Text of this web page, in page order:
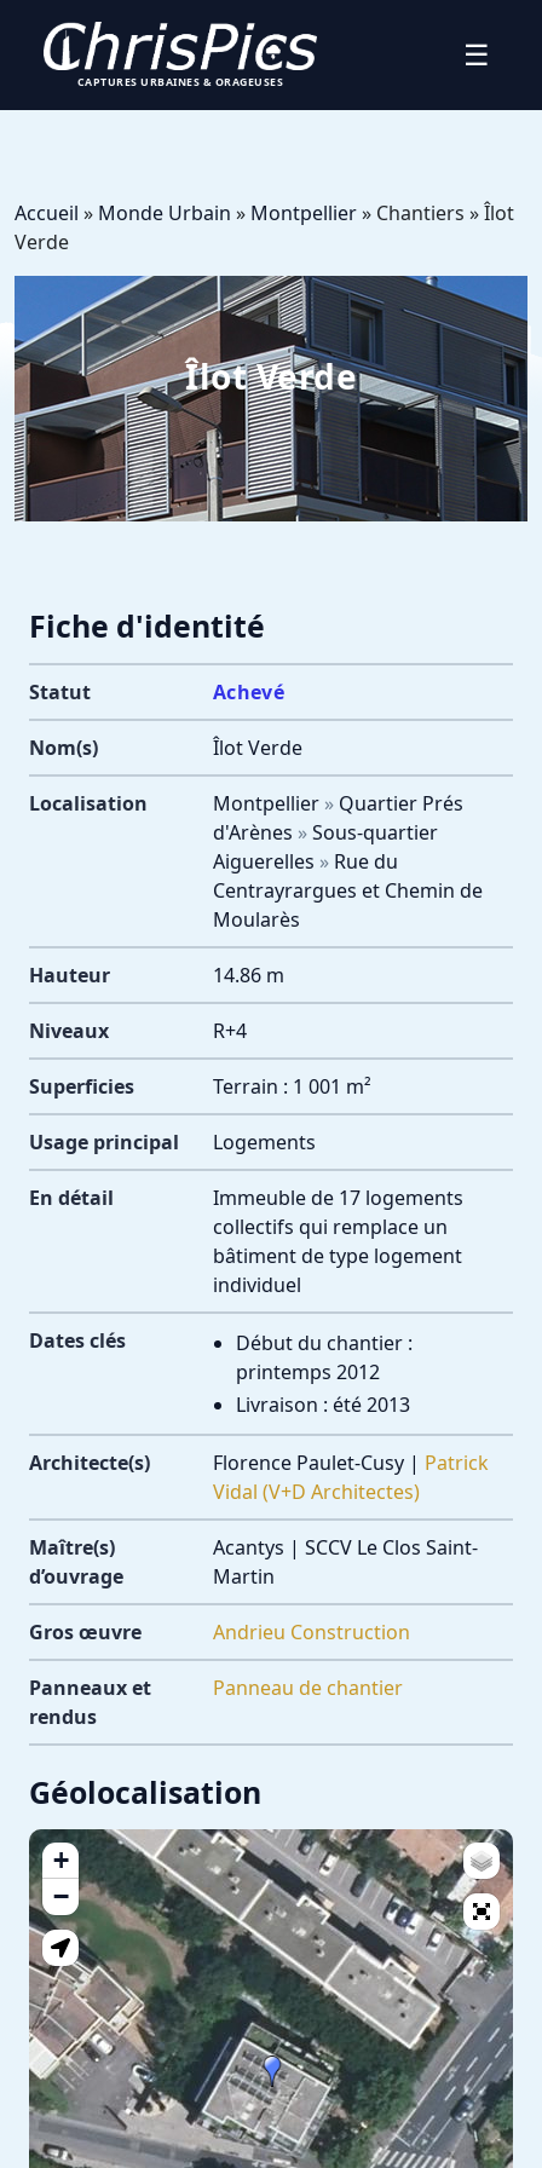
CAPTURES URBAINES & ORAGEUSES
☰
Accueil » Monde Urbain » Montpellier» Chantiers » Îlot
Verde
Îlot Verde
Fiche d'identité
Statut Achevé
Nom(s) Îlot Verde
Localisation Montpellier » Quartier Prés
d'Arènes »Sous-quartier
Aiguerelles » Rue du
Centrayrargues et Chemin de
Moularès
Hauteur 14.86 m
Niveaux R+4
Superficies Terrain : 1 001 m²
Usage principal Logements
En détail
Immeuble de 17 logements
collectifs qui remplace un
bâtiment de type logement
individuel
Dates clés
Début du chantier :
printemps 2012
Livraison : été 2013
Architecte(s) Florence Paulet-Cusy | Patrick
Vidal (V+D Architectes)
Maître(s)
d’ouvrage
Acantys | SCCV Le Clos Saint-
Martin
Gros œuvre Andrieu Construction
Panneaux et
rendus
Panneau de chantier
Géolocalisation
+
−